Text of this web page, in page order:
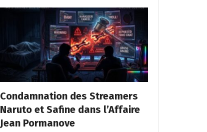
Condamnation des Streamers
Naruto et Safine dans l’Affaire
Jean Pormanove